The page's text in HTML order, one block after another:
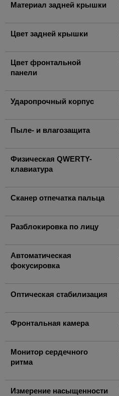
Материал задней крышки
Цвет задней крышки
Цвет фронтальной
панели
Ударопрочный корпус
Пыле- и влагозащита
Физическая QWERTY-
клавиатура
Сканер отпечатка пальца
Разблокировка по лицу
Автоматическая
фокусировка
Оптическая стабилизация
Фронтальная камера
Монитор сердечного
ритма
Измерение насыщенности